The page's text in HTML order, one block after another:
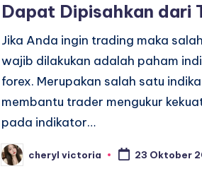
Dapat Dipisahkan dari
Jika Anda ingin trading maka
wajib dilakukan adalah paham
forex. Merupakan salah satu
membantu trader mengukur
pada indikator…
Posted
by
cheryl victoria 23 Oktober